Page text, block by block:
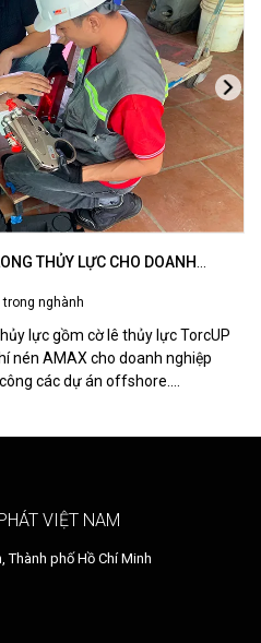
THỦY LỰC CHO DOANH
CÔNG CÁC DỰ ÁN OFFSHORE
trong nghành
lực gồm cờ lê thủy lực TorcUP
nén AMAX cho doanh nghiệp
các dự án offshore.
VIỆT NAM
Thành phố Hồ Chí Minh